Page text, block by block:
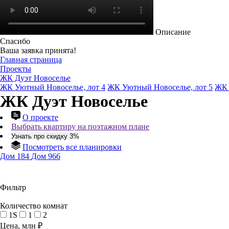
Описание
Спасибо
Ваша заявка принята!
Главная страница
Проекты
ЖК Дуэт Новоселье
ЖК Уютный Новоселье, лот 4 ЖК Уютный Новоселье, лот 5 ЖК
ЖК Дуэт Новоселье
О проекте
Выбрать квартиру на поэтажном плане
Узнать про скидку 3%
Посмотреть все планировки
Дом 184 Дом 966
Фильтр
Количество комнат
1S
1
2
Цена, млн ₽